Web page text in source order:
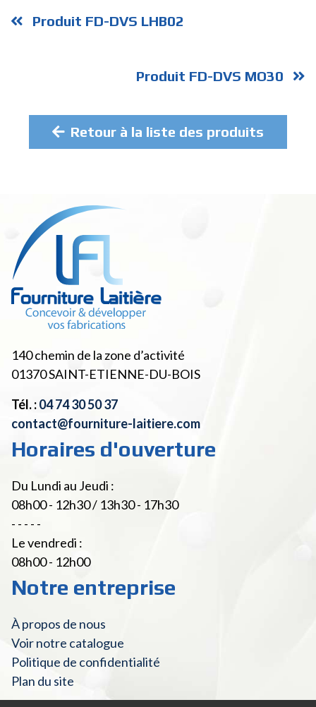
Produit FD-DVS LHB02
Produit FD-DVS MO30
Retour à la liste des produits
140 chemin de la zone d’activité
01370SAINT-ETIENNE-DU-BOIS
Tél. :04 74 30 50 37
contact@fourniture-laitiere.com
Horaires d'ouverture
Du Lundi au Jeudi :
08h00 - 12h30 / 13h30 - 17h30
- - - - -
Le vendredi :
08h00 - 12h00
Notre entreprise
À propos de nous
Voir notre catalogue
Politique de confidentialité
Plan du site